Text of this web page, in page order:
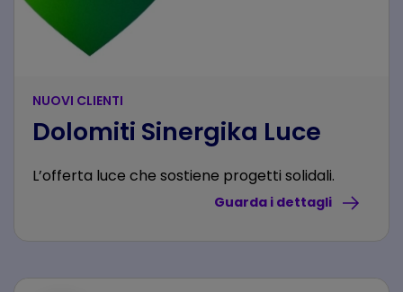
NUOVI CLIENTI
Dolomiti Sinergika Luce
L’offerta luce che sostiene progetti solidali.
Guarda i dettagli